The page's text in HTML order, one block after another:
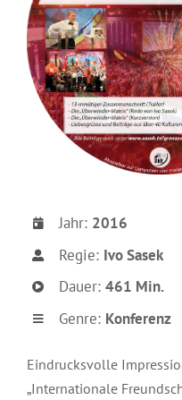
Jahr: 2016
Regie: Ivo Sasek
Dauer: 461 Min.
Genre: Konferenz
Eindrucksvolle
„Internationale